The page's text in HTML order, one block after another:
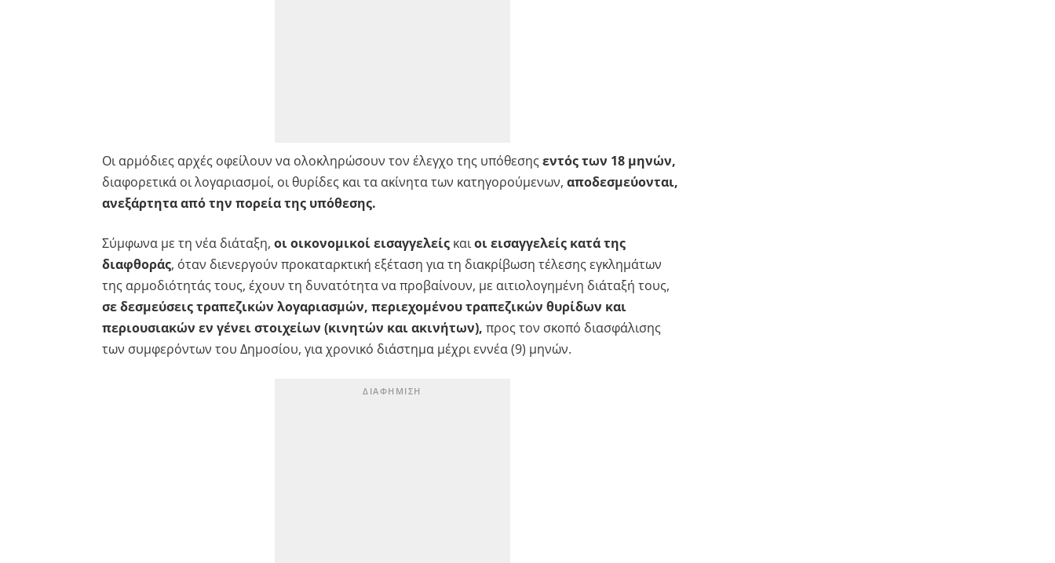
Οι αρμόδιες αρχές οφείλουν να ολοκληρώσουν τον έλεγχο της υπόθεσης εντός των 18 μηνών,
διαφορετικά οι λογαριασμοί, οι θυρίδες και τα ακίνητα των κατηγορούμενων, αποδεσμεύονται,
ανεξάρτητα από την πορεία της υπόθεσης.
Σύμφωνα με τη νέα διάταξη, οι οικονομικοί εισαγγελείςκαιοι εισαγγελείς κατά της
διαφθοράς, όταν διενεργούν προκαταρκτική εξέταση για τη διακρίβωση τέλεσης εγκλημάτων
της αρμοδιότητάς τους, έχουν τη δυνατότητα να προβαίνουν, με αιτιολογημένη διάταξή τους,
σε δεσμεύσεις τραπεζικών λογαριασμών, περιεχομένου τραπεζικών θυρίδων και
περιουσιακών εν γένει στοιχείων (κινητών και ακινήτων), προς τον σκοπό διασφάλισης
των συμφερόντων του Δημοσίου, για χρονικό διάστημα μέχρι εννέα (9) μηνών.